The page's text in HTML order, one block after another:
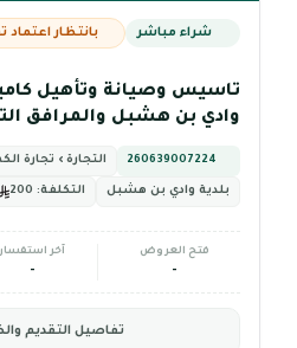
شراء مباشر بانتظار
تاسيس وصيانة وتأهيل
وادي بن هشبل والمرافق
260639007224 التجارة › تجارة
بلدية وادي بن هشبل التكلفة:
فتح العروض
-
آخر استفسار
-
تفاصيل التقديم